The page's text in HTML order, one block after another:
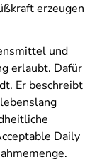
erzeugen
und
erlaubt. Dafür
Er beschreibt
Daily